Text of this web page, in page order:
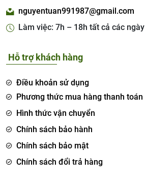
nguyentuan991987@gmail.com
Làm việc: 7h – 18h tất cả các ngày
Hỗ trợ khách hàng
Điều khoản sử dụng
Phương thức mua hàng thanh toán
Hình thức vận chuyển
Chính sách bảo hành
Chính sách bảo mật
Chính sách đổi trả hàng